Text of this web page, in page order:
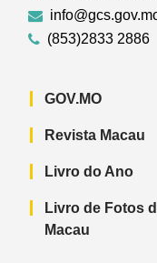
(853)2833 2886
GOV.MO
Revista Macau
Livro do Ano
Livro de Fotos
Macau